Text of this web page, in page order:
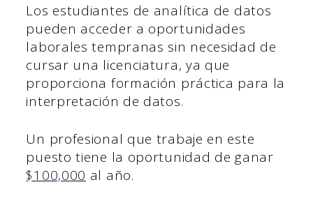
Los estudiantes de analítica de datos
pueden acceder a oportunidades
laborales tempranas sin necesidad de
cursar una licenciatura, ya que
proporciona formación práctica para la
interpretación de datos.
Un profesional que trabaje en este
puesto tiene la oportunidad de ganar
$100,000 al año.